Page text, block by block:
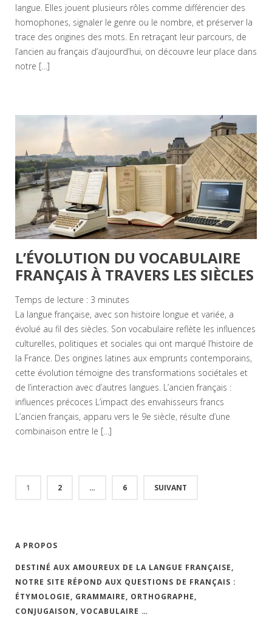
langue. Elles jouent plusieurs rôles comme différencier des
homophones, signaler le genre ou le nombre, et préserver la
trace des origines des mots. En retraçant leur parcours, de
l’ancien au français d’aujourd’hui, on découvre leur place dans
notre […]
L’ÉVOLUTION DU VOCABULAIRE
FRANÇAIS À TRAVERS LES SIÈCLES
Temps de lecture : 3 minutes
La langue française, avec son histoire longue et variée, a
évolué au fil des siècles. Son vocabulaire reflète les influences
culturelles, politiques et sociales qui ont marqué l’histoire de
la France. Des origines latines aux emprunts contemporains,
cette évolution témoigne des transformations sociétales et
de l’interaction avec d’autres langues. L’ancien français :
influences précoces L’impact des envahisseurs francs
L’ancien français, apparu vers le 9e siècle, résulte d’une
combinaison entre le […]
1 2 … 6 SUIVANT
A PROPOS
DESTINÉ AUX AMOUREUX DE LA LANGUE FRANÇAISE,
NOTRE SITE RÉPOND AUX QUESTIONS DE FRANÇAIS :
ÉTYMOLOGIE, GRAMMAIRE, ORTHOGRAPHE,
CONJUGAISON, VOCABULAIRE …